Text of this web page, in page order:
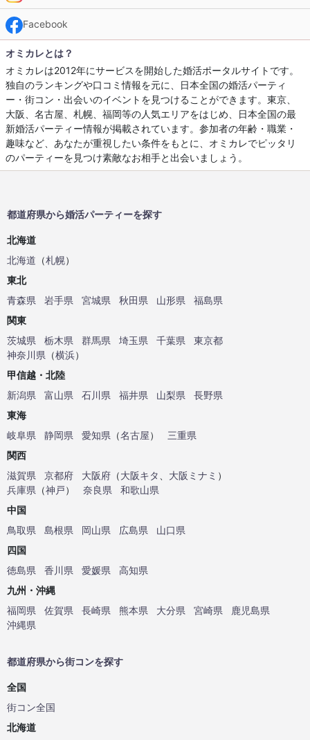
Facebook
オミカレとは？
オミカレは2012年にサービスを開始した婚活ポータルサイトです。
独自のランキングや口コミ情報を元に、日本全国の婚活パーティ
ー・街コン・出会いのイベントを見つけることができます。東京、
大阪、名古屋、札幌、福岡等の人気エリアをはじめ、日本全国の最
新婚活パーティー情報が掲載されています。参加者の年齢・職業・
趣味など、あなたが重視したい条件をもとに、オミカレでピッタリ
のパーティーを見つけ素敵なお相手と出会いましょう。
都道府県から婚活パーティーを探す
北海道
北海道 （札幌）
東北
青森県
岩手県 宮城県 秋田県 山形県
福島県
関東
茨城県
栃木県 群馬県 埼玉県 千葉県
東京都
神奈川県 （横浜）
甲信越・北陸
新潟県
富山県 石川県 福井県 山梨県
長野県
東海
岐阜県
静岡県 愛知県 （名古屋）
三重県
関西
滋賀県
京都府 大阪府 （大阪キタ 大阪ミナミ ）
兵庫県 （神戸） 奈良県
和歌山県
中国
鳥取県
島根県 岡山県 広島県
山口県
四国
徳島県
香川県 愛媛県
高知県
九州・沖縄
福岡県
佐賀県 長崎県 熊本県 大分県 宮崎県
鹿児島県
沖縄県
都道府県から街コンを探す
全国
街コン全国
北海道